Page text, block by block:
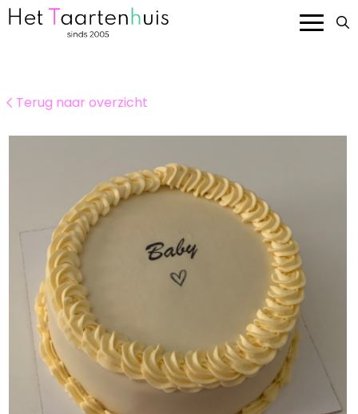
Smaken en prijzen
Over ons
Contact
Bestellen
Terug naar overzicht